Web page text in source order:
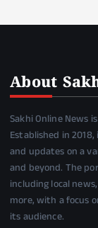
About
Sakhi Online News
Established in
and updates on a
and beyond. The
including local
more, with a focus
its audience.